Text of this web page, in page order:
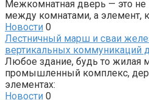
Межкомнатная дверь — это не
между комнатами, а элемент,
Новости 0
Лестничный марш и сваи
вертикальных коммуникаций
Любое здание, будь то жилая
промышленный комплекс,
элементах:
Новости 0